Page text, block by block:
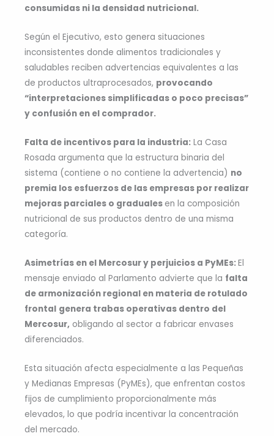
consumidas ni la densidad nutricional.
Según el Ejecutivo, esto genera situaciones
inconsistentes donde alimentos tradicionales y
saludables reciben advertencias equivalentes a las
de productos ultraprocesados, provocando
“interpretaciones simplificadas o poco precisas”
y confusión en el comprador.
Falta de incentivos para la industria: La Casa
Rosada argumenta que la estructura binaria del
sistema (contiene o no contiene la advertencia) no
premia los esfuerzos de las empresas por realizar
mejoras parciales o graduales en la composición
nutricional de sus productos dentro de una misma
categoría.
Asimetrías en el Mercosur y perjuicios a PyMEs:El
mensaje enviado al Parlamento advierte que la falta
de armonización regional en materia de rotulado
frontal genera trabas operativas dentro del
Mercosur, obligando al sector a fabricar envases
diferenciados.
Esta situación afecta especialmente a las Pequeñas
y Medianas Empresas (PyMEs), que enfrentan costos
fijos de cumplimiento proporcionalmente más
elevados, lo que podría incentivar la concentración
del mercado.